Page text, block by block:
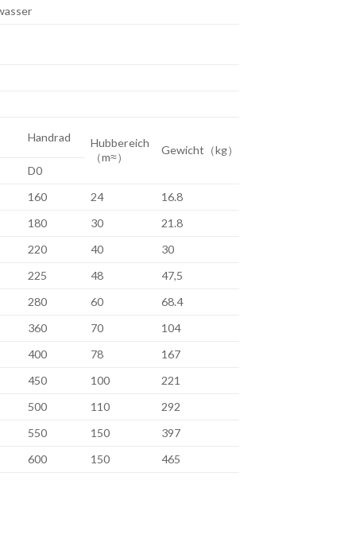
Handrad
Hubbereich
（m≈）
Gewicht（kg）
D0
160
24
16.8
180
30
21.8
220
40
30
225
48
47,5
280
60
68.4
360
70
104
400
78
167
450
100
221
500
110
292
550
150
397
600
150 465